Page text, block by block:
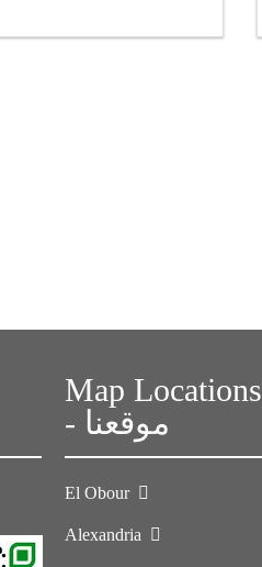
Map Locations
- موقعنا
El Obour
Alexandria